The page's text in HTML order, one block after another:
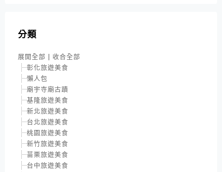
分類
展開全部 | 收合全部
彰化旅遊美食
懶人包
廟宇寺廟古蹟
基隆旅遊美食
新北旅遊美食
台北旅遊美食
桃園旅遊美食
新竹旅遊美食
苗栗旅遊美食
台中旅遊美食